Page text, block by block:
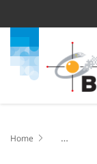
Home